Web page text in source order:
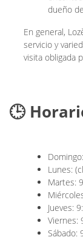
dueño
En general,
servicio y
visita obligada
🕒
Lunes:
Martes:
Jueves:
Viernes:
Sábado: